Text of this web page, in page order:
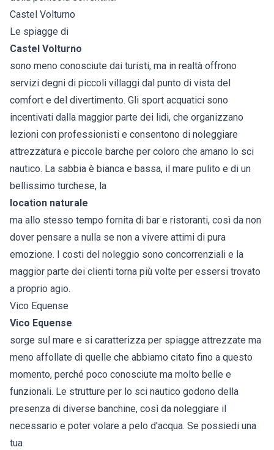
Castel Volturno
Le spiagge di
Castel Volturno
sono meno conosciute dai turisti, ma in realtà offrono
servizi degni di piccoli villaggi dal punto di vista del
comfort e del divertimento. Gli sport acquatici sono
incentivati dalla maggior parte dei lidi, che organizzano
lezioni con professionisti e consentono di noleggiare
attrezzatura e piccole barche per coloro che amano lo sci
nautico. La sabbia è bianca e bassa, il mare pulito e di un
bellissimo turchese, la
location naturale
ma allo stesso tempo fornita di bar e ristoranti, così da non
dover pensare a nulla se non a vivere attimi di pura
emozione. I costi del noleggio sono concorrenziali e la
maggior parte dei clienti torna più volte per essersi trovato
a proprio agio.
Vico Equense
Vico Equense
sorge sul mare e si caratterizza per spiagge attrezzate ma
meno affollate di quelle che abbiamo citato fino a questo
momento, perché poco conosciute ma molto belle e
funzionali. Le strutture per lo sci nautico godono della
presenza di diverse banchine, così da noleggiare il
necessario e poter volare a pelo d'acqua. Se possiedi una
tua